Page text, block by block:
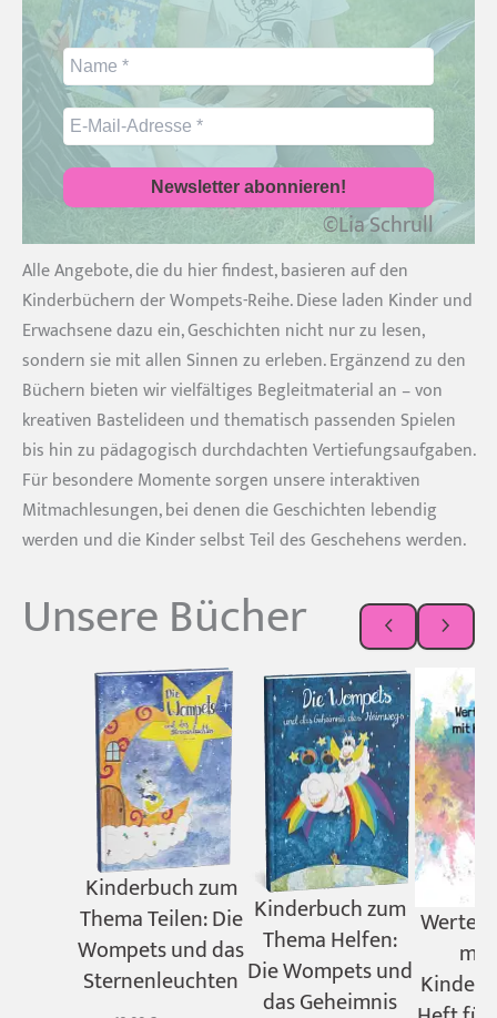
©Lia Schrull
Alle Angebote, die du hier findest, basieren auf den
Kinderbüchern der Wompets-Reihe. Diese laden Kinder und
Erwachsene dazu ein, Geschichten nicht nur zu lesen,
sondern sie mit allen Sinnen zu erleben. Ergänzend zu den
Büchern bieten wir vielfältiges Begleitmaterial an – von
kreativen Bastelideen und thematisch passenden Spielen
bis hin zu pädagogisch durchdachten Vertiefungsaufgaben.
Für besondere Momente sorgen unsere interaktiven
Mitmachlesungen, bei denen die Geschichten lebendig
werden und die Kinder selbst Teil des Geschehens werden.
Unsere Bücher
Kinderbuch zum
Thema Teilen: Die
Wompets und das
Sternenleuchten
Kinderbuch zum
Thema Helfen:
Die Wompets und
das Geheimnis
Werte
mit